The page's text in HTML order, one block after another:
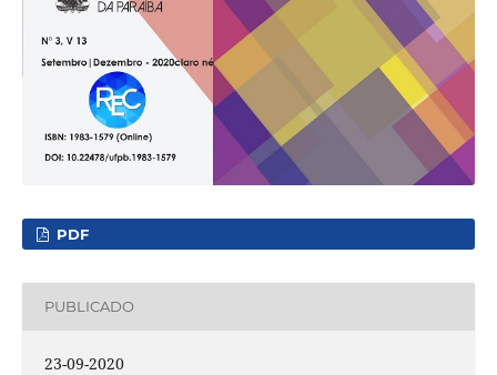
PDF
PUBLICADO
23-09-2020